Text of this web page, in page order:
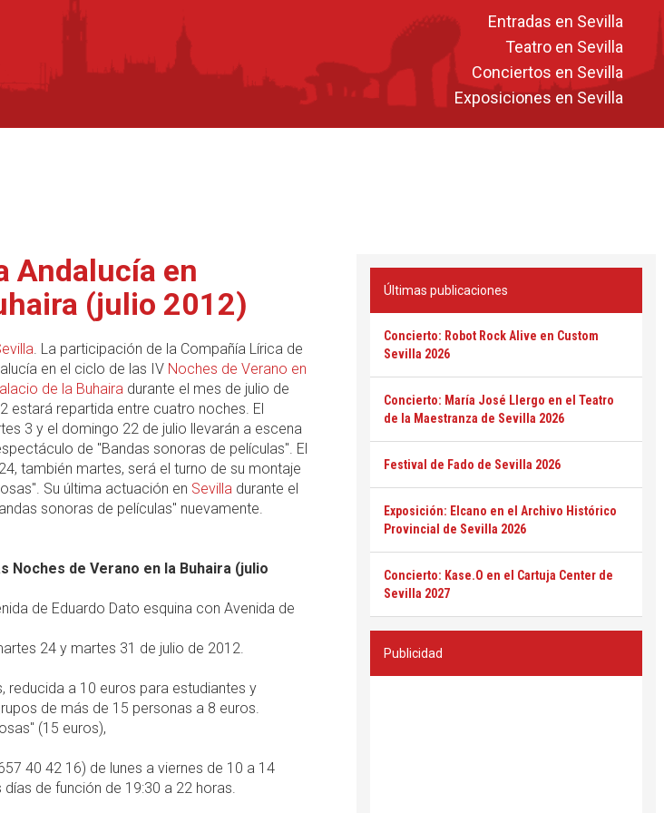
Entradas en Sevilla
Teatro en Sevilla
Conciertos en Sevilla
Exposiciones en Sevilla
Andalucía en
(julio 2012)
. La participación de la Compañía Lírica de
en el ciclo de las IV Noches de Verano en
de la Buhaira durante el mes de julio de
estará repartida entre cuatro noches. El
3 y el domingo 22 de julio llevarán a escena
de "Bandas sonoras de películas". El
también martes, será el turno de su montaje
Su última actuación en Sevilla durante el
sonoras de películas" nuevamente.
Noches de Verano en la Buhaira (julio
de Eduardo Dato esquina con Avenida de
24 y martes 31 de julio de 2012.
reducida a 10 euros para estudiantes y
de más de 15 personas a 8 euros.
(15 euros),
40 42 16) de lunes a viernes de 10 a 14
de función de 19:30 a 22 horas.
Últimas publicaciones
Concierto: Robot Rock Alive en Custom
Sevilla 2026
Concierto: María José Llergo en el Teatro
de la Maestranza de Sevilla 2026
Festival de Fado de Sevilla 2026
Exposición: Elcano en el Archivo Histórico
Provincial de Sevilla 2026
Concierto: Kase.O en el Cartuja Center de
Sevilla 2027
Publicidad